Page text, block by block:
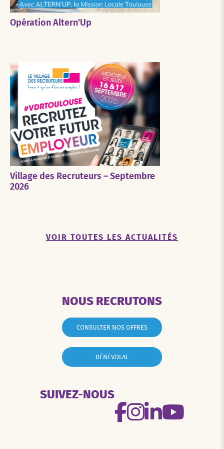
Opération Altern’Up
Village des Recruteurs – Septembre
2026
VOIR TOUTES LES ACTUALITÉS
NOUS RECRUTONS
CONSULTER NOS OFFRES
BÉNÉVOLAT
SUIVEZ-NOUS